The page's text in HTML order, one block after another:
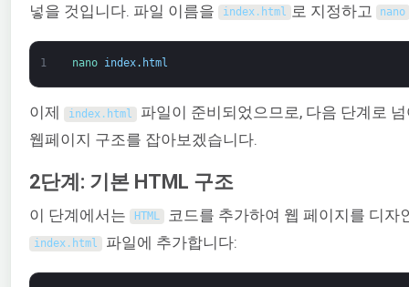
넣을 것입니다. 파일 이름을 index. html 로 지정하고 nano
1 nano index. html
이제 index. html 파일이 준비되었으므로, 다음 단계로
웹페이지 구조를 잡아보겠습니다.
2단계: 기본 HTML 구조
이 단계에서는 HTML 코드를 추가하여 웹 페이지를 디자
index. html 파일에 추가합니다: